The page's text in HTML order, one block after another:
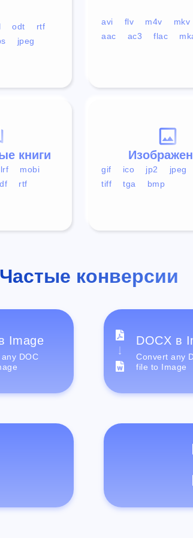
odt
rtf
jpeg
avi flv m4v mkv
aac
ac3 flac
gif ico jp2 jpeg
tiff
tga bmp
книги
lrf
mobi
rtf
Частые конверсии
Image
DOC
DOCX в
Convert any
file to Image